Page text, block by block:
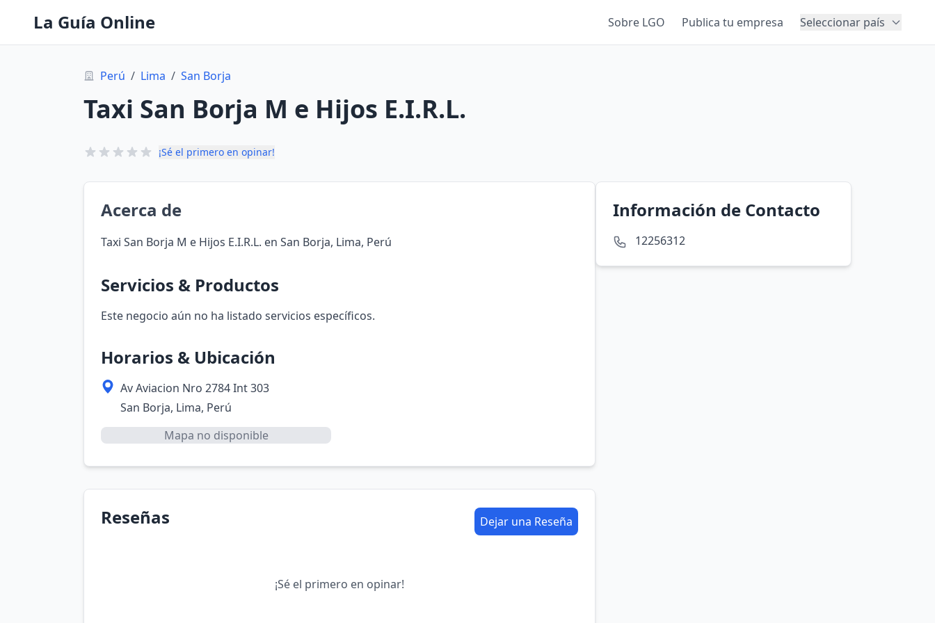
La Guía Online Sobre LGO Publica tu empresa Seleccionar país
Perú / Lima / San Borja
Taxi San Borja M e Hijos E.I.R.L.
¡Sé el primero en opinar!
Acerca de
Taxi San Borja M e Hijos E.I.R.L. en San Borja, Lima, Perú
Servicios & Productos
Este negocio aún no ha listado servicios específicos.
Horarios & Ubicación
Av Aviacion Nro 2784 Int 303
San Borja, Lima, Perú
Mapa no disponible
Reseñas Dejar una Reseña
¡Sé el primero en opinar!
Información de Contacto
12256312